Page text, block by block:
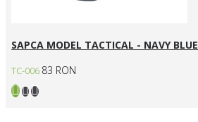
SAPCA MODEL TACTICAL - NAVY BLUE
TC-006 83 RON